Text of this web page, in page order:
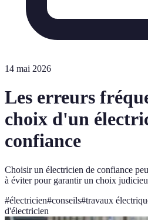
14 mai 2026
Les erreurs
choix d'un
confiance
Choisir un électricien de confiance
à éviter pour garantir un choix
#électricien#conseils#travaux
d'électricien